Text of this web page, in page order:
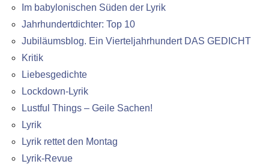
Im babylonischen Süden der Lyrik
Jahrhundertdichter: Top 10
Jubiläumsblog. Ein Vierteljahrhundert DAS GEDICHT
Kritik
Liebesgedichte
Lockdown-Lyrik
Lustful Things – Geile Sachen!
Lyrik
Lyrik rettet den Montag
Lyrik-Revue